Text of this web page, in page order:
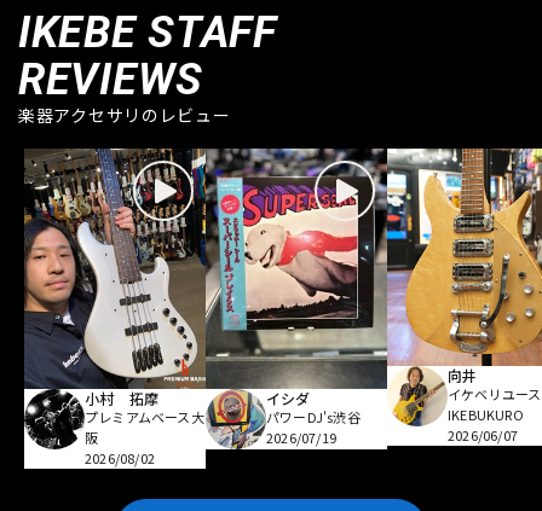
IKEBE STAFF
REVIEWS
楽器アクセサリのレビュー
小村 拓摩
プレミアムベース大
阪
2026/08/02
イシダ
パワーDJ's渋谷
2026/07/19
向井
イケベリユース
IKEBUKURO
2026/06/07